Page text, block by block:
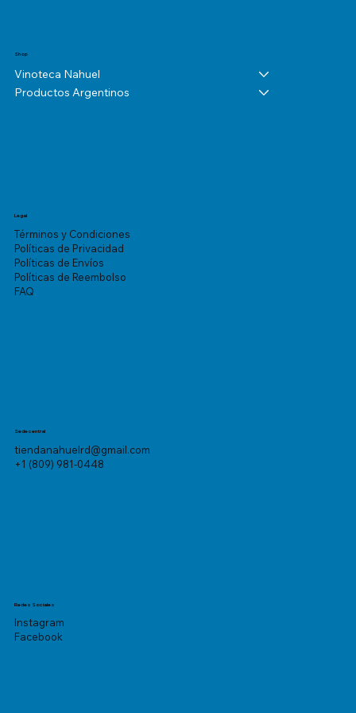
Shop
Vinoteca Nahuel
Productos Argentinos
Legal
Términos y Condiciones
Políticas de Privacidad
Políticas de Envíos
Políticas de Reembolso
FAQ
Sede central
tiendanahuelrd@gmail.com
+1 (809) 981-0448
Redes Sociales
Instagram
Facebook